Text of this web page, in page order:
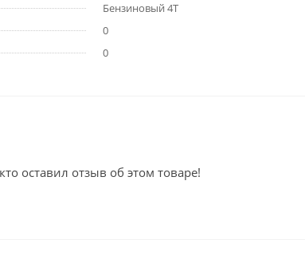
Бензиновый 4Т
0
0
оставил отзыв об этом товаре!